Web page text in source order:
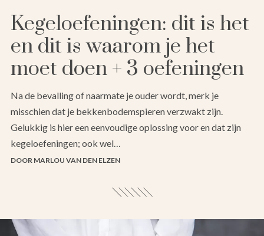
Kegeloefeningen: dit is het
en dit is waarom je het
moet doen + 3 oefeningen
Na de bevalling of naarmate je ouder wordt, merk je
misschien dat je bekkenbodemspieren verzwakt zijn.
Gelukkig is hier een eenvoudige oplossing voor en dat zijn
kegeloefeningen; ook wel…
DOOR MARLOU VAN DEN ELZEN